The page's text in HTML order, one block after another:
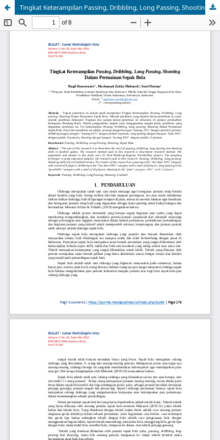
Tingkat Keterampilan Passing, Dribbling, Long Passing, Shooting Dalam Permainan Sepak Bola